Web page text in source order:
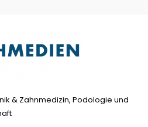
& Zahnmedizin, Podologie und